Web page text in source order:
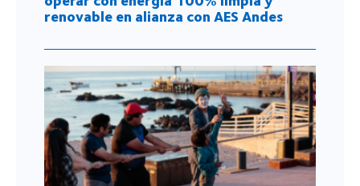
renovable en alianza con AES Andes